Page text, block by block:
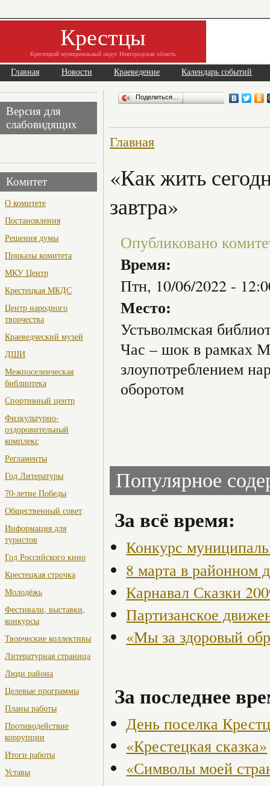
Крестцы
Крестецкий муниципальный округ Новгородская область
Главная Новости Краеведение Календарь событий
Версия для
слабовидящих
Комитет
О комитете
Постановления
Решения думы
Приказы комитета
МКУ Центр
Крестецкая МКДС
Центр народного
творчества
Краеведческий музей
ДШИ
Межпоселенческая
библиотека
Спортивный центр
Физкультурно-
оздоровительный
комплекс
Регламенты
Год Литературы
70-летие Победы
Общественный совет
Информация для
туристов
Год Российского кино
Крестецкая строчка
Молодёжь
Фестивали, выставки,
конкурсы
Творческие коллективы
Литературная страница
Люди района
Целевые программы
Планы работы
Противодействие
коррупции
Итоги работы
Уставы
Поделиться…
Главная
«Как жить
завтра»
Опубликовано
Время:
Птн, 10/06/2022 -
Место:
Устьволмская
Час – шок в рамках
злоупотреблением
оборотом
Популярное
За всё время:
Конкурс
8 марта в районном
Карнавал Сказки
Партизанское
«Мы за здоровый
За последнее
День поселка
«Крестецкая сказка»
«Символы моей